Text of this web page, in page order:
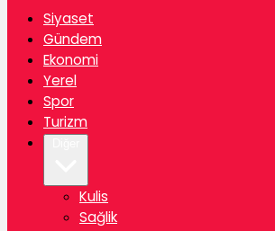
Siyaset
Gündem
Ekonomi
Yerel
Spor
Turizm
Kulis
Sağlik